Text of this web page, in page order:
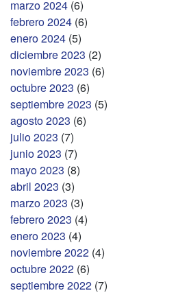
marzo 2024 (6)
febrero 2024 (6)
enero 2024 (5)
diciembre 2023 (2)
noviembre 2023 (6)
octubre 2023 (6)
septiembre 2023 (5)
agosto 2023 (6)
julio 2023 (7)
junio 2023 (7)
mayo 2023 (8)
abril 2023 (3)
marzo 2023 (3)
febrero 2023 (4)
enero 2023 (4)
noviembre 2022 (4)
octubre 2022 (6)
septiembre 2022 (7)